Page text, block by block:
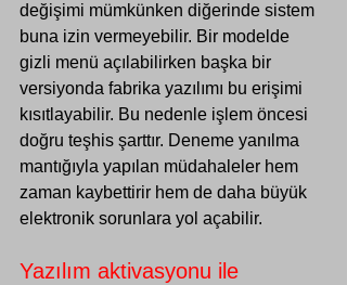
değişimi mümkünken diğerinde sistem
buna izin vermeyebilir. Bir modelde
gizli menü açılabilirken başka bir
versiyonda fabrika yazılımı bu erişimi
kısıtlayabilir. Bu nedenle işlem öncesi
doğru teşhis şarttır. Deneme yanılma
mantığıyla yapılan müdahaleler hem
zaman kaybettirir hem de daha büyük
elektronik sorunlara yol açabilir.
Yazılım aktivasyonu ile